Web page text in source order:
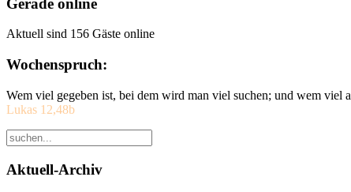
Aktuell sind 156 Gäste online
Wochenspruch:
Wem viel gegeben ist, bei dem wird man viel suchen; und wem viel
Lukas 12,48b
Aktuell-Archiv